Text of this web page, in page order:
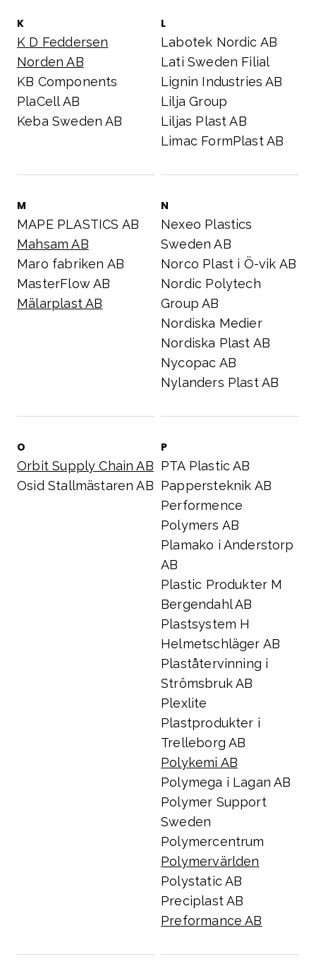
K
K D Feddersen
Norden AB
KB Components
PlaCell AB
Keba Sweden AB
L
Labotek Nordic AB
Lati Sweden Filial
Lignin Industries AB
Lilja Group
Liljas Plast AB
Limac FormPlast AB
M
MAPE PLASTICS AB
Mahsam AB
Maro fabriken AB
MasterFlow AB
Mälarplast AB
N
Nexeo Plastics
Sweden AB
Norco Plast i Ö-vik AB
Nordic Polytech
Group AB
Nordiska Medier
Nordiska Plast AB
Nycopac AB
Nylanders Plast AB
O
Orbit Supply Chain AB
Osid Stallmästaren AB
P
PTA Plastic AB
Pappersteknik AB
Performence
Polymers AB
Plamako i Anderstorp
AB
Plastic Produkter M
Bergendahl AB
Plastsystem H
Helmetschläger AB
Plaståtervinning i
Strömsbruk AB
Plexlite
Plastprodukter i
Trelleborg AB
Polykemi AB
Polymega i Lagan AB
Polymer Support
Sweden
Polymercentrum
Polymervärlden
Polystatic AB
Preciplast AB
Preformance AB